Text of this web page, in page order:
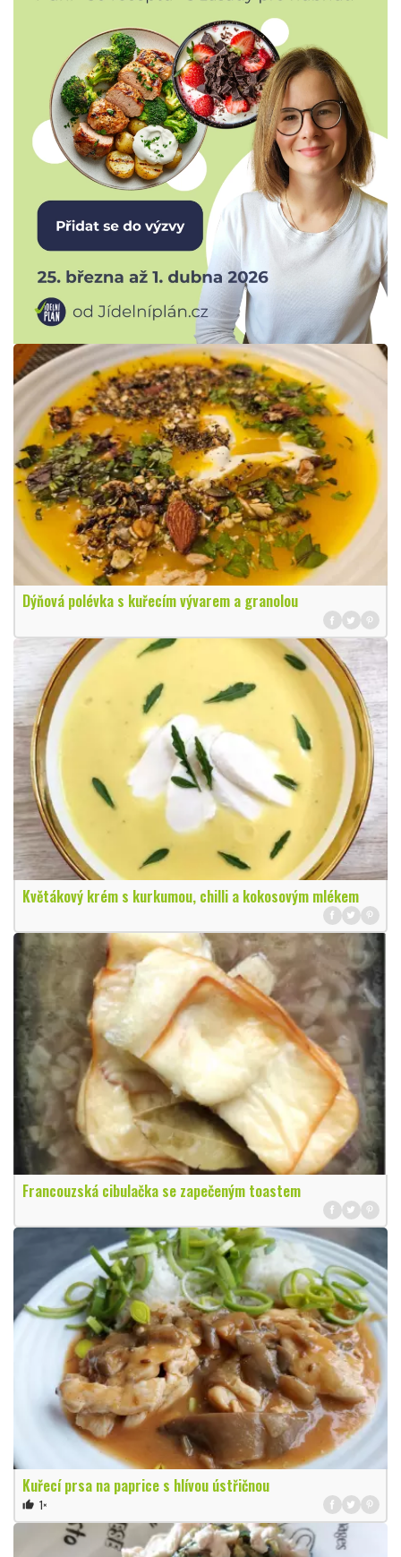
Dýňová polévka s kuřecím vývarem a granolou
Květákový krém s kurkumou, chilli a kokosovým mlékem
Francouzská cibulačka se zapečeným toastem
Kuřecí prsa na paprice s hlívou ústřičnou
thumb_up 1×